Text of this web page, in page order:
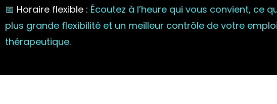
📅 Horaire flexible : Écoutez à l’heure qui vous convient, ce
plus grande flexibilité et un meilleur contrôle de votre
thérapeutique.